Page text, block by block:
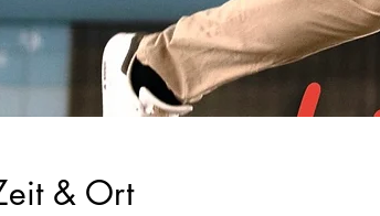
& Ort